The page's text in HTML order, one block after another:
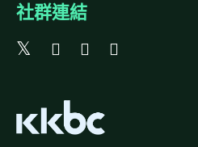
社群連結